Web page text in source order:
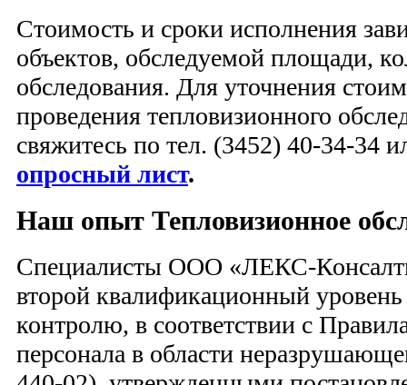
Стоимость и сроки исполнения
объектов, обследуемой площади,
обследования. Для уточнения
проведения тепловизионного
свяжитесь по тел. (3452) 40-34-34
опросный лист.
Наш опыт Тепловизионное
Специалисты ООО «ЛЕКС-
второй квалификационный
контролю, в соответствии с
персонала в области